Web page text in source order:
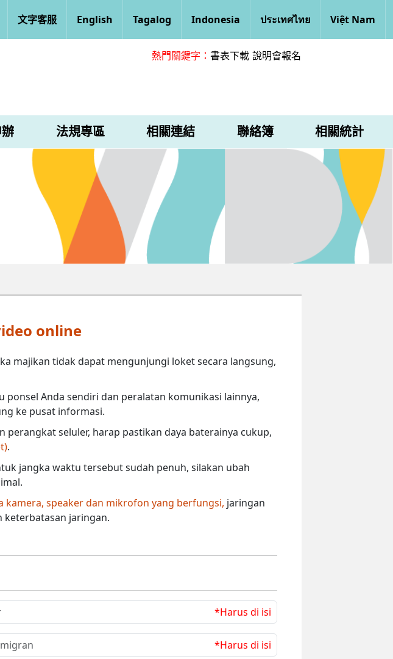
文字客服 English Tagalog Indonesia ประเทศไทย Việt Nam
熱門關鍵字： 書表下載 說明會報名
法規專區 相關連結 聯絡簿 相關統計
online
majikan tidak dapat mengunjungi loket secara langsung,
Anda sendiri dan peralatan komunikasi lainnya,
ke pusat informasi.
seluler, harap pastikan daya baterainya cukup,
.
jangka waktu tersebut sudah penuh, silakan ubah
speaker dan mikrofon yang berfungsi, jaringan
jaringan.
*Harus di isi
*Harus di isi